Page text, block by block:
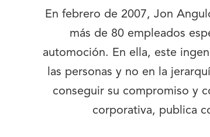
En febrero de 2007, Jon
más de 80 empleados
automoción. En ella, este
las personas y no en la
conseguir su compromiso y
corporativa, publica